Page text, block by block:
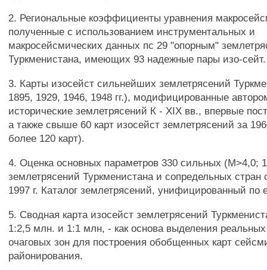
2. Региональные коэффициенты уравнения
полученные с использованием инструментальных и
макросейсмических данных пс 29 "опорным"
Туркменистана, имеющих 93 надежные пары изо-сейт.
3. Карты изосейст сильнейших землетрясений
1895, 1929, 1946, 1948 гг.), модифицированные
исторические землетрясений К - XIX вв., впервые
а также свыше 60 карт изосейст землетрясений за
более 120 карт).
4. Оценка основных параметров 330 сильных (М>4,0;
землетрясений Туркменистана и сопредельных стран
1997 г. Каталог землетрясений, унифицированный
5. Сводная карта изосейст землетрясений
1:2,5 млн. и 1:1 млн, - как основа выделения
очаговых зон для построения обобщенных карт
районирования.